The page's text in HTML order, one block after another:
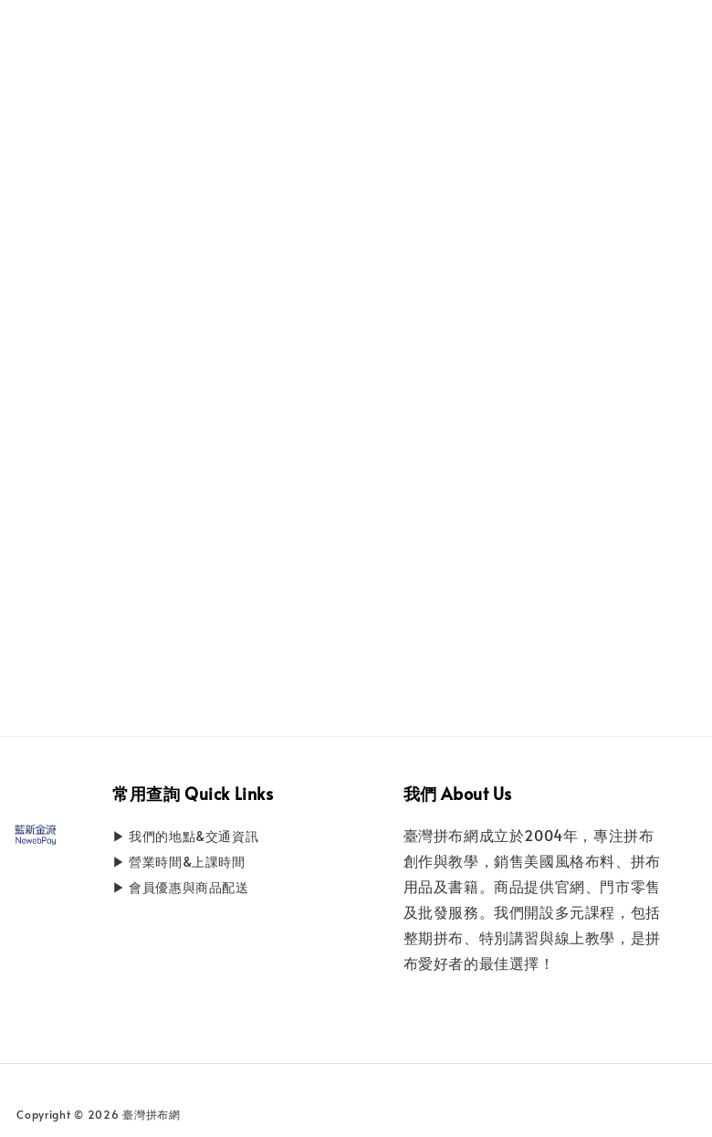
常用查詢 Quick Links
▶ 我們的地點&交通資訊
▶ 營業時間&上課時間
▶ 會員優惠與商品配送
我們 About Us
臺灣拼布網成立於2004年，專注拼布
創作與教學，銷售美國風格布料、拼布
用品及書籍。商品提供官網、門市零售
及批發服務。我們開設多元課程，包括
整期拼布、特別講習與線上教學，是拼
布愛好者的最佳選擇！
Copyright © 2026 臺灣拼布網